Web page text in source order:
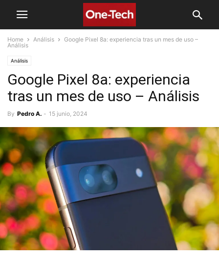
Home Análisis
Google Pixel 8a: experiencia tras un mes de uso –
Análisis
Análisis
Google Pixel 8a: experiencia
tras un mes de uso – Análisis
By Pedro A. - 15 junio, 2024